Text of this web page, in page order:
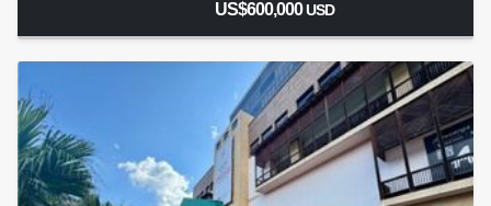
US$600,000USD